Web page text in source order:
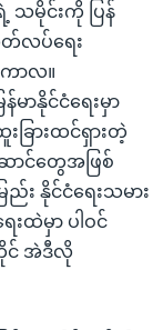
သမိုင်းကို ပြန်
လပ်ရေး
ကာလ။
မာနိုင်ငံရေးမှာ
ခြားထင်ရှားတဲ့
ောင်တွေအဖြစ်
ည်း နိုင်ငံရေးသမား
းထဲမှာ ပါဝင်
င် အဲဒီလို